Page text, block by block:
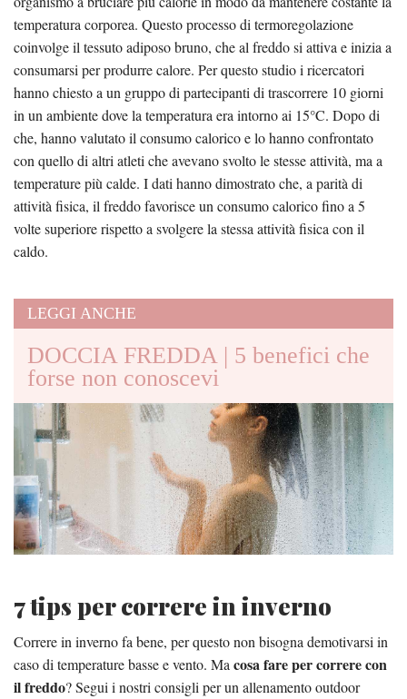
temperatura corporea. Questo processo di termoregolazione
coinvolge il tessuto adiposo bruno, che al freddo si attiva e inizia a
consumarsi per produrre calore. Per questo studio i ricercatori
hanno chiesto a un gruppo di partecipanti di trascorrere 10 giorni
in un ambiente dove la temperatura era intorno ai 15°C. Dopo di
che, hanno valutato il consumo calorico e lo hanno confrontato
con quello di altri atleti che avevano svolto le stesse attività, ma a
temperature più calde. I dati hanno dimostrato che, a parità di
attività fisica, il freddo favorisce un consumo calorico fino a 5
volte superiore rispetto a svolgere la stessa attività fisica con il
caldo.
LEGGI ANCHE
DOCCIA FREDDA | 5 benefici che
forse non conoscevi
7 tips per correre in inverno
Correre in inverno fa bene, per questo non bisogna demotivarsi in
caso di temperature basse e vento. Ma cosa fare per correre con
il freddo? Segui i nostri consigli per un allenamento outdoor